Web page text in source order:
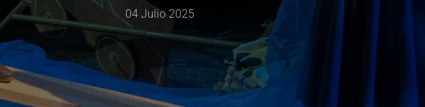
04 Julio 2025